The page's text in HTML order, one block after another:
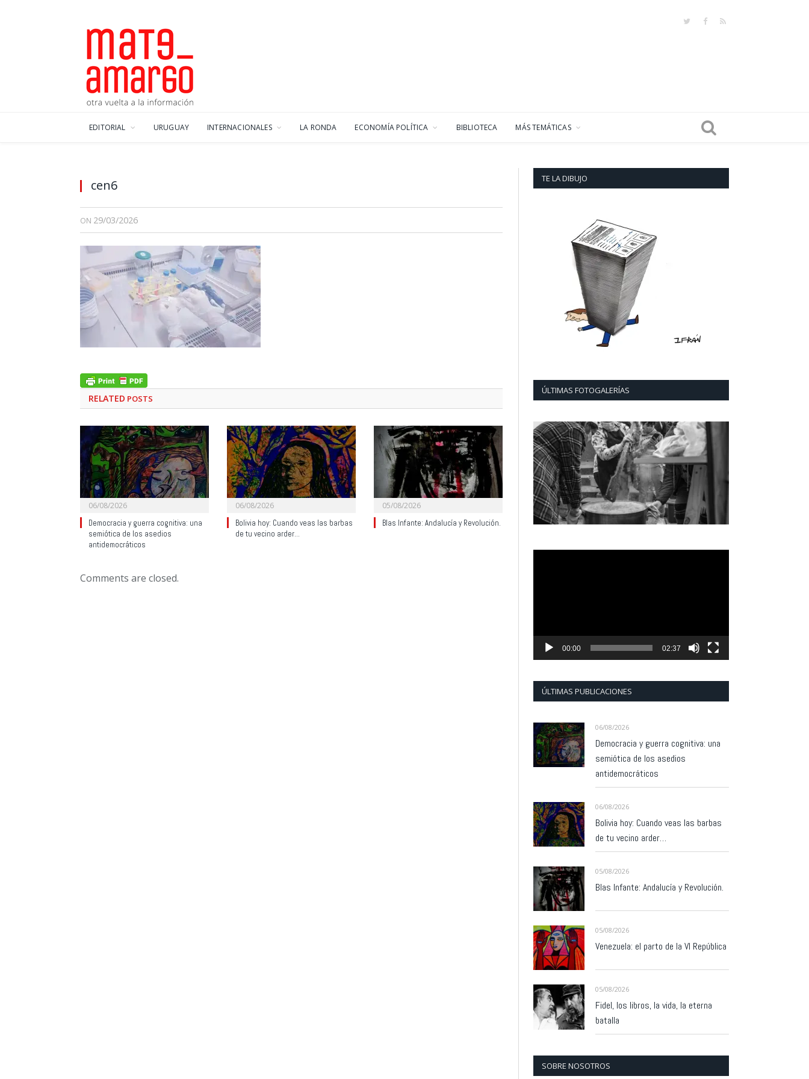
TwitterFacebook
RSS
EDITORIAL URUGUAY INTERNACIONALES LA RONDA ECONOMÍA POLÍTICA BIBLIOTECA MÁS TEMÁTICAS
cen6
ON 29/03/2026
RELATED POSTS
06/08/2026
Democracia y guerra cognitiva: una
semiótica de los asedios
antidemocráticos
06/08/2026
Bolivia hoy: Cuando veas las barbas
de tu vecino arder…
05/08/2026
Blas Infante: Andalucía y Revolución.
Comments are closed.
TE LA DIBUJO
ÚLTIMAS FOTOGALERÍAS
00:00 02:37
ÚLTIMAS PUBLICACIONES
06/08/2026
Democracia y guerra cognitiva: una
semiótica de los asedios
antidemocráticos
06/08/2026
Bolivia hoy: Cuando veas las barbas
de tu vecino arder…
05/08/2026
Blas Infante: Andalucía y Revolución.
05/08/2026
Venezuela: el parto de la VI República
05/08/2026
Fidel, los libros, la vida, la eterna
batalla
SOBRE NOSOTROS